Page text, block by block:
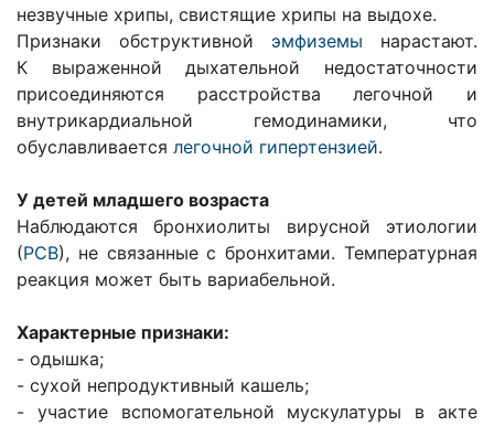
незвучные хрипы, свистящие хрипы на выдохе.
Признаки обструктивной эмфиземы нарастают.
К выраженной ды­хательной недостаточности
присоединяются расстройства легочной и
внутрикардиальной гемоди­намики, что
обуславливается легочной гипертензией.
У детей младшего возраста
Наблюдаются бронхиолиты вирусной этиологии
(РСВ), не связанные с бронхитами. Температурная
реакция может быть вариабельной.
Характерные признаки:
- одышка;
- сухой непродуктивный кашель;
- участие вспомогательной мускулатуры в акте